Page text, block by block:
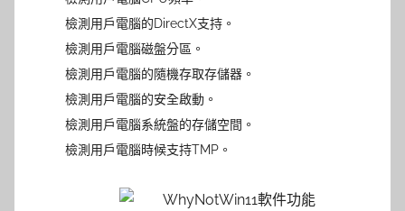
檢測用戶電腦的DirectX支持。
檢測用戶電腦磁盤分區 。
檢測用戶電腦的隨機存取存儲器。
檢測用戶電腦的安全啟動。
檢測用戶電腦系統盤的存儲空間。
檢測用戶電腦時候支持TMP。